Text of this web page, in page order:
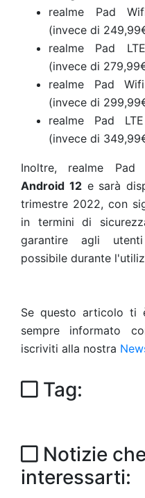
realme Pad
(invece di
realme Pad
(invece di
realme Pad
(invece di
realme Pad
(invece di
Inoltre, realme Pad
Android 12e sarà
trimestre 2022, con
in termini di
garantire agli
possibile durante
Se questo articolo ti
sempre informato
iscriviti alla nostra
Tag:
Notizie
interessarti: